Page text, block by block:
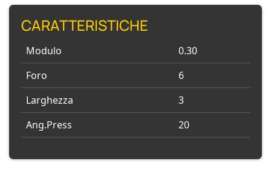
CARATTERISTICHE
Modulo
0.30
Foro
6
Larghezza
3
Ang.Press
20